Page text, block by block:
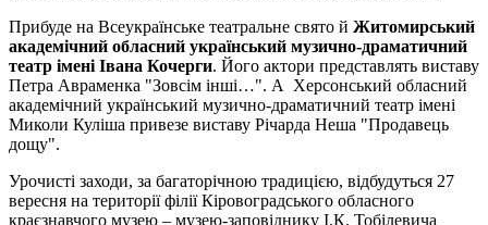
Прибуде на Всеукраїнське театральне свято й Житомирський
академічний обласний український музично-драматичний
театр імені Івана Кочерги. Його актори представлять виставу
Петра Авраменка "Зовсім інші…". А Херсонський обласний
академічний український музично-драматичний театр імені
Миколи Куліша привезе виставу Річарда Неша "Продавець
дощу".
Урочисті заходи, за багаторічною традицією, відбудуться 27
вересня на території філії Кіровоградського обласного
краєзнавчого музею – музею-заповіднику І.К. Тобілевича